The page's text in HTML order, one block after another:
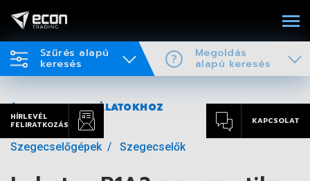
Szűrés alapú
keresés
Megoldás
alapú keresés
HÍRLEVÉL
FELIRATKOZÁS
KAPCSOLAT
VISSZA A TALÁLATOKHOZ
Szegecselőgépek Szegecselők